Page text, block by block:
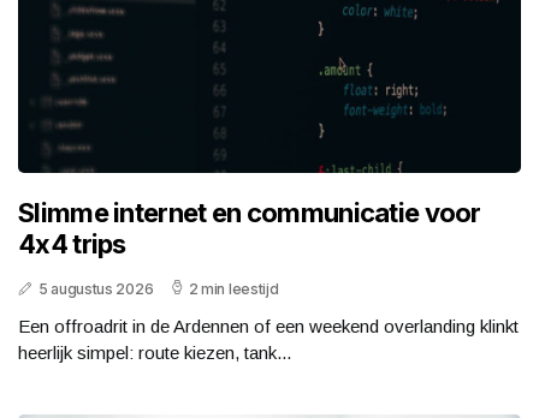
Slimme internet en communicatie voor
4x4 trips
5 augustus 2026 2 min leestijd
Een offroadrit in de Ardennen of een weekend overlanding klinkt
heerlijk simpel: route kiezen, tank...